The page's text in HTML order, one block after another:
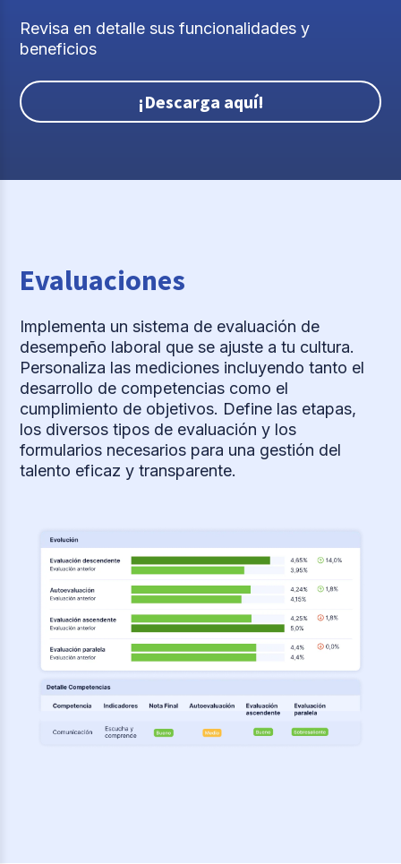
Revisa en detalle sus funcionalidades y
beneficios
¡Descarga aquí!
Evaluaciones
Implementa un sistema de evaluación de
desempeño laboral que se ajuste a tu cultura.
Personaliza las mediciones incluyendo tanto el
desarrollo de competencias como el
cumplimiento de objetivos. Define las etapas,
los diversos tipos de evaluación y los
formularios necesarios para una gestión del
talento eficaz y transparente.